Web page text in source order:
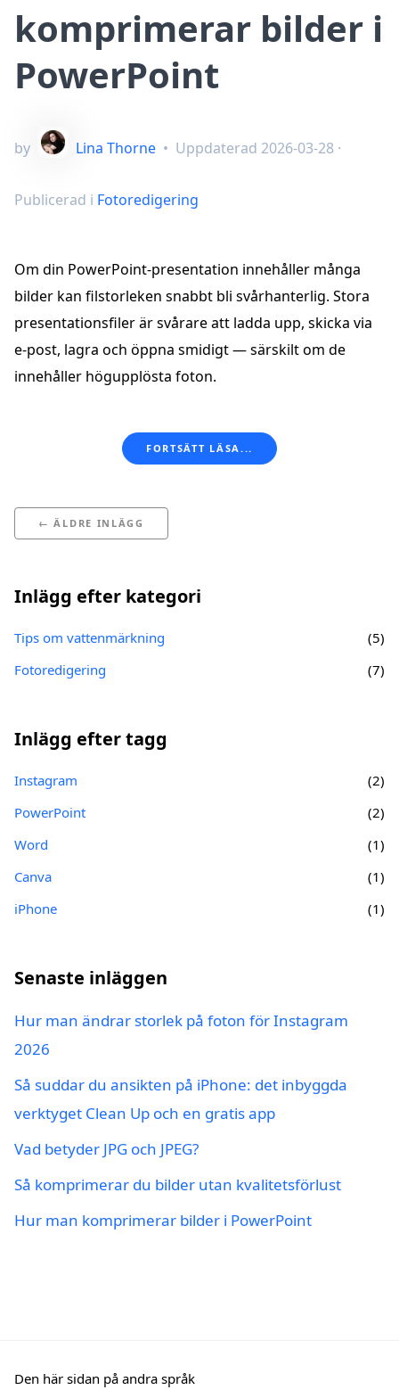
komprimerar bilder i
PowerPoint
by Lina Thorne • Uppdaterad 2026-03-28 ·
Publicerad i Fotoredigering
Om din PowerPoint-presentation innehåller många
bilder kan filstorleken snabbt bli svårhanterlig. Stora
presentationsfiler är svårare att ladda upp, skicka via
e-post, lagra och öppna smidigt — särskilt om de
innehåller högupplösta foton.
FORTSÄTT LÄSA...
← ÄLDRE INLÄGG
Inlägg efter kategori
Tips om vattenmärkning
(5)
Fotoredigering
(7)
Inlägg efter tagg
Instagram
(2)
PowerPoint
(2)
Word
(1)
Canva
(1)
iPhone
(1)
Senaste inläggen
Hur man ändrar storlek på foton för Instagram
2026
Så suddar du ansikten på iPhone: det inbyggda
verktyget Clean Up och en gratis app
Vad betyder JPG och JPEG?
Så komprimerar du bilder utan kvalitetsförlust
Hur man komprimerar bilder i PowerPoint
Den här sidan på andra språk